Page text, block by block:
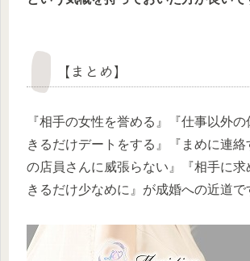
【まとめ】
『相手の女性を誉める』『仕事以外
きるだけデートをする』『まめに連
の店員さんに威張らない』『相手に求
きるだけ少なめに』が成婚への近道で